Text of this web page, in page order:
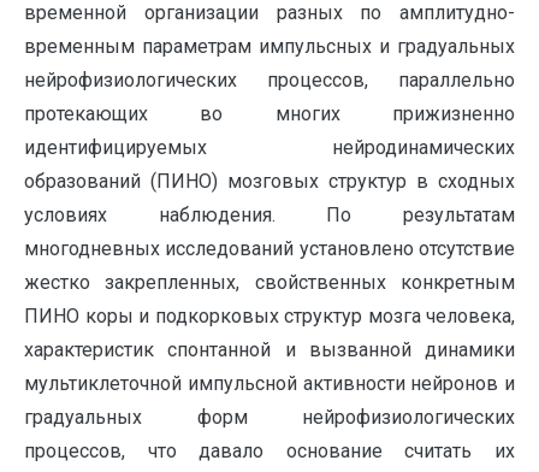
временной организации разных по амплитудно-
временным параметрам импульсных и градуальных
нейрофизиологических процессов, параллельно
протекающих во многих прижизненно
идентифицируемых нейродинамических
образований (ПИНО) мозговых структур в сходных
условиях наблюдения. По результатам
многодневных исследований установлено отсутствие
жестко закрепленных, свойственных конкретным
ПИНО коры и подкорковых структур мозга человека,
характеристик спонтанной и вызванной динамики
мультиклеточной импульсной активности нейронов и
градуальных форм нейрофизиологических
процессов, что давало основание считать их